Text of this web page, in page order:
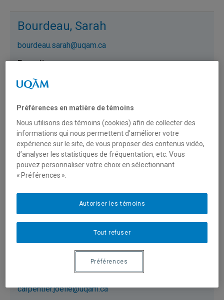
Bourdeau, Sarah
bourdeau.sarah@uqam.ca
Interface travail et autre sphères de vie
Psychologie du travail
Télétravail
Organisation flexible du travail
Bien-être et performance au travail
Conciliation travail-vie privée
camus.annie@uqam.ca
Carpentier, Joëlle
carpentier.joelle@uqam.ca
Préférences en matière de témoins
Nous utilisons des témoins (cookies) afin de collecter des
informations qui nous permettent d’améliorer votre
expérience sur le site, de vous proposer des contenus vidéo,
d’analyser les statistiques de fréquentation, etc. Vous
pouvez personnaliser votre choix en sélectionnant
« Préférences ».
Tout refuser
Autoriser les témoins
Préférences